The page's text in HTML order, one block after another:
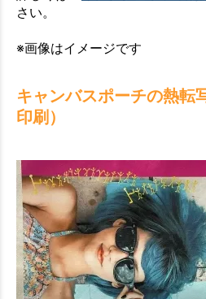
さい。
※画像はイメージです
キャンバスポーチの熱転
印刷）